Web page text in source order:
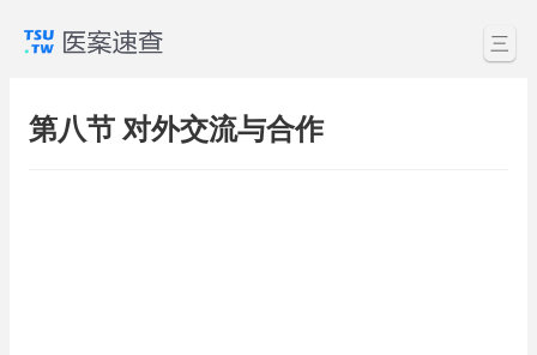
三
第八节 对外交流与合作